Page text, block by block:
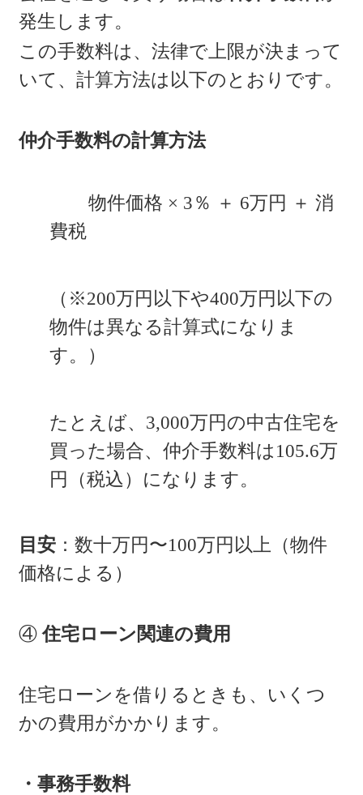
発生します。
この手数料は、法律で上限が決まって
いて、計算方法は以下のとおりです。
仲介手数料の計算方法
物件価格 × 3％ ＋ 6万円 ＋ 消
費税
（※200万円以下や400万円以下の
物件は異なる計算式になりま
す。）
たとえば、3,000万円の中古住宅を
買った場合、仲介手数料は105.6万
円（税込）になります。
目安 ：数十万円〜100万円以上（物件
価格による）
④住宅ローン関連の費用
住宅ローンを借りるときも、いくつ
かの費用がかかります。
・事務手数料